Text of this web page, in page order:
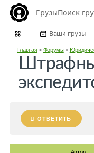
ГрузыПоиск
Ваши грузы
Главная> Форумы>
ОТВЕТИТЬ
Автор